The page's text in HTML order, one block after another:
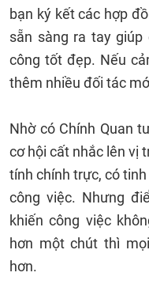
bạn ký kết các hợp
sẵn sàng ra tay
công tốt đẹp. Nếu
thêm nhiều đối tác
Nhờ có Chính Quan
cơ hội cất nhắc lên vị
tính chính trực, có
công việc. Nhưng
khiến công việc
hơn một chút thì
hơn.